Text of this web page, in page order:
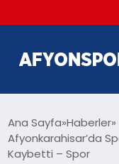
HABERLER
Ana Sayfa Haberler
Afyonkarahisar’da
Kaybetti – Spor